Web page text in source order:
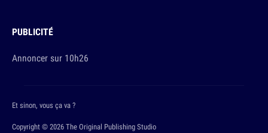
PUBLICITÉ
Annoncer sur 10h26
Copyright © 2026 The Original Publishing Studio
Et sinon, vous ça va ?